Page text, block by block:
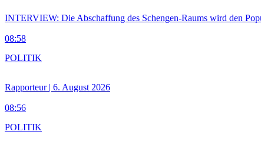
INTERVIEW: Die Abschaffung des Schengen-Raums wird den
08:58
Rapporteur | 6. August 2026
08:56
POLITIK
POLITIK